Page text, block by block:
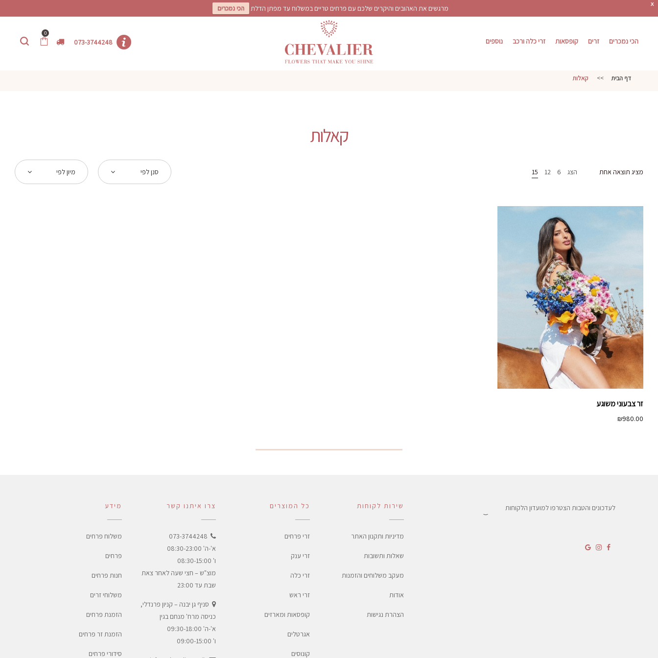
X מרגשים את האהובים והיקרים שלכם עם פרחים טריים במשלוח עד מפתן הדלת הכי נמכרים
נוספים זרי כלה ורכב קופסאות זרים הכי נמכרים 073-3744248
0
דף הבית >> קאלות
קאלות
מציג תוצאה אחת הצג 6
12
15 סנן לפי מיון לפי
זר צבעוני משוגע
₪980.00
מידע
משלוח פרחים
פרחים
חנות פרחים
משלוחי זרים
הזמנת פרחים
הזמנת זר פרחים
סידורי פרחים
צרו איתנו קשר
073-3744248
א'-ה' 08:30-23:00
ו' 08:30-15:00
מוצ"ש – חצי שעה לאחר צאת
שבת עד 23:00
סניף גן יבנה – קניון פרנדלי,
כניסה מרח' מנחם בגין
א'-ה' 09:30-18:00
ו' 09:00-15:00
כל המוצרים
זרי פרחים
זרי ענק
זרי כלה
זרי ראש
קופסאות ומארזים
אגרטלים
קונוסים
שירות לקוחות
מדיניות ותקנון האתר
שאלות ותשובות
מעקב משלוחים והזמנות
אודות
הצהרת נגישות
לעדכונים והטבות הצטרפו למועדון הלקוחות